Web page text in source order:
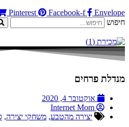
Pinterest Facebook-f
Envelope
חיפוש
מנדלת פרחים
אוקטובר 4, 2020
Internet Mom
יצירה מהטבע, משחקי יצירה,